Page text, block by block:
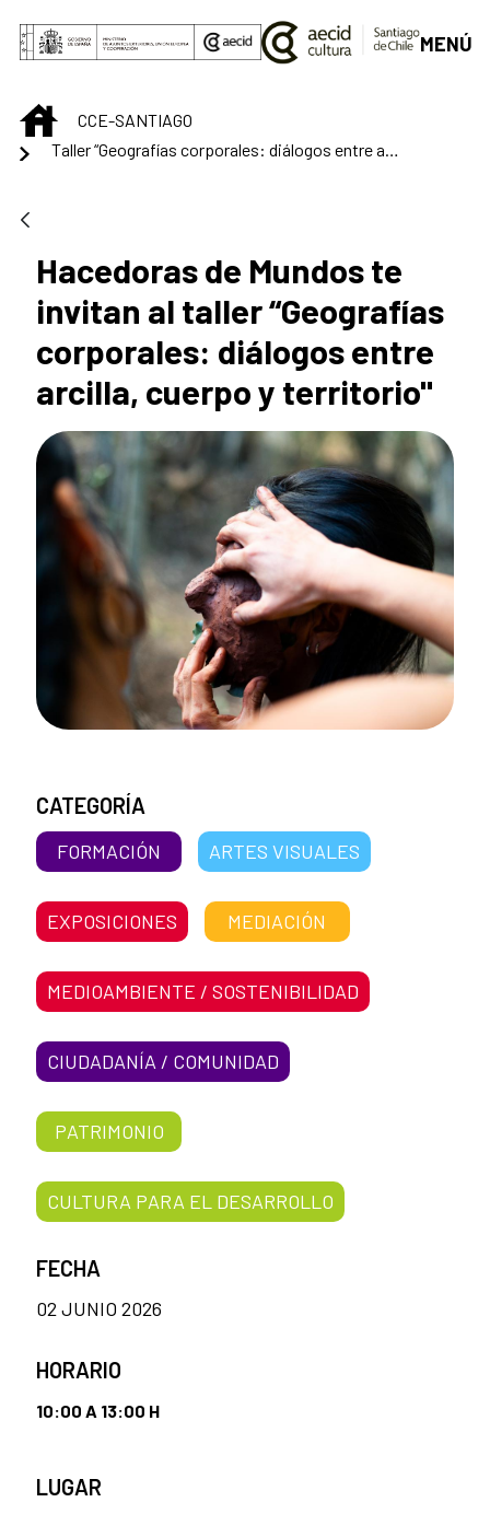
Saltar al contenido principal
MENÚ
INICIOCCE-SANTIAGO
Hacedoras de Mundos te
invitan al taller “Geografías
corporales: diálogos entre
arcilla, cuerpo y territorio"
CATEGORÍA
FORMACIÓN ARTES VISUALES
EXPOSICIONES MEDIACIÓN
MEDIOAMBIENTE / SOSTENIBILIDAD
CIUDADANÍA / COMUNIDAD
PATRIMONIO
CULTURA PARA EL DESARROLLO
FECHA
02 JUNIO 2026
HORARIO
10:00 A 13:00 H
LUGAR